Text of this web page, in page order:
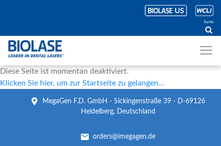
Suche
Diese Seite ist momentan deaktiviert.
Klicken Sie hier, um zur Startseite zu gelangen...
MegaGen F.D. GmbH - Sickingenstraße 39 - D-69126
Heidelberg, Deutschland
orders@imegagen.de